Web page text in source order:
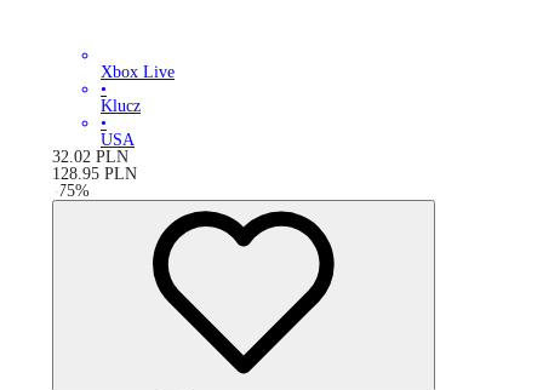
Xbox Live
•
Klucz
•
USA
32.02 PLN
128.95 PLN
-75%